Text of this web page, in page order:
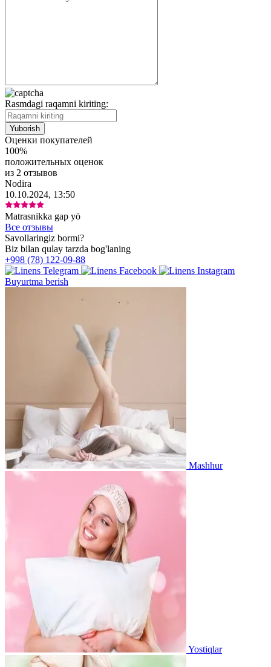
Rasmdagi raqamni kiriting:
Оценки покупателей
100%
положительных оценок
из 2 отзывов
Nodira
10.10.2024, 13:50
Matrasnikka gap yö
Все отзывы
Savollaringiz bormi?
Biz bilan qulay tarzda bog'laning
+998 (78) 122-09-88
Buyurtma berish
Mashhur
Yostiqlar